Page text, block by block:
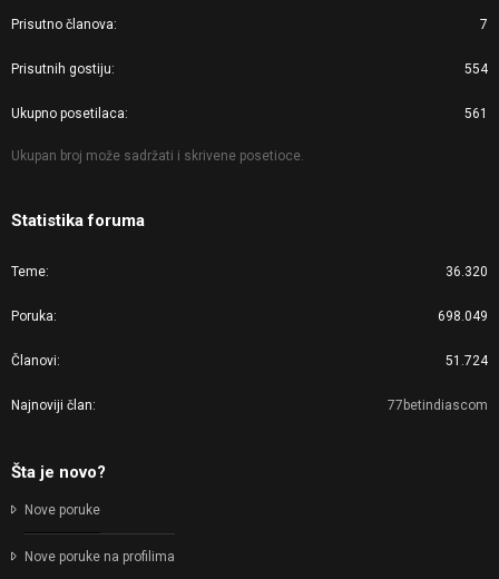
Prisutno članova 7
Prisutnih gostiju 554
Ukupno posetilaca 561
Ukupan broj može sadržati i skrivene posetioce.
Statistika foruma
Teme 36.320
Poruka 698.049
Članovi 51.724
Najnoviji član 77betindiascom
Šta je novo?
Nove poruke
Nove poruke na profilima